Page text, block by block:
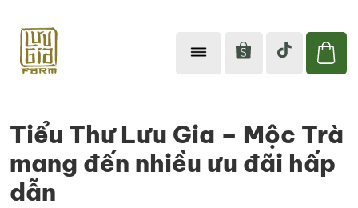
Farm
phẩm
từ
thiên
nhiên
Tiểu Thư Lưu Gia – Mộc Trà
mang đến nhiều ưu đãi hấp
dẫn